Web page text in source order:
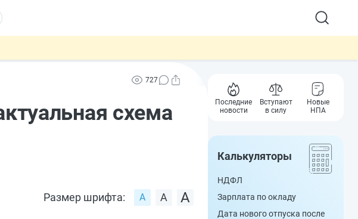
727
схема
Размер шрифта:
Последние
новости
Вступают
в силу
Новые
НПА
Калькуляторы
НДФЛ
Зарплата по окладу
Дата нового отпуска после